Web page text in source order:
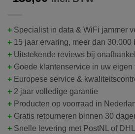
+ Specialist in data & WiFi jammer
+ 15 jaar ervaring, meer dan
+ Uitstekende reviews bij
+ Goede klantenservice in uw eigen
+ Europese service &
+ 2 jaar volledige garantie
+ Producten op voorraad in
+ Gratis retourneren binnen 30
+ Snelle levering met PostNL of DHL